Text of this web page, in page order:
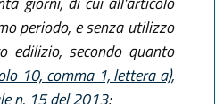
periodo, e senza utilizzo
secondo quanto
10, comma 1, lettera a),
n. 15 del 2013;